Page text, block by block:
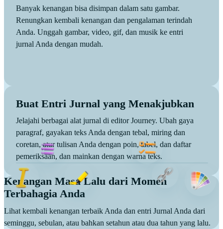
Banyak kenangan bisa disimpan dalam satu gambar.
Renungkan kembali kenangan dan pengalaman terindah
Anda. Unggah gambar, video, gif, dan musik ke entri
jurnal Anda dengan mudah.
Buat Entri Jurnal yang Menakjubkan
Jelajahi berbagai alat jurnal di editor Journey. Ubah gaya
paragraf, gayakan teks Anda dengan tebal, miring dan
coretan, atur tulisan Anda dengan poin, tabel, dan daftar
pemeriksaan, dan mainkan dengan warna teks.
Kenangan Masa Lalu dari Momen
Terbahagia Anda
Lihat kembali kenangan terbaik Anda dan entri Jurnal Anda dari
seminggu, sebulan, atau bahkan setahun atau dua tahun yang lalu.